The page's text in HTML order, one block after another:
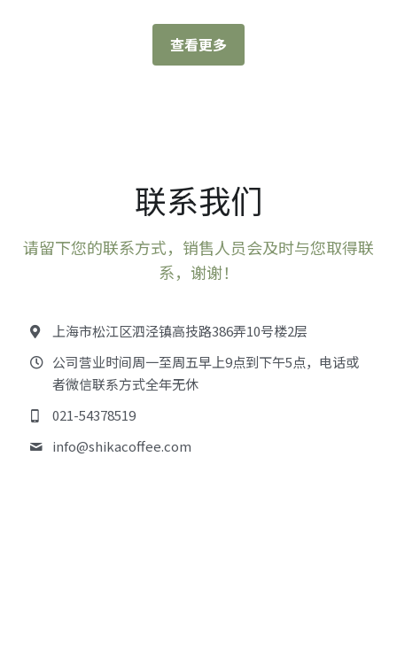
查看更多
联系我们
请留下您的联系方式，销售人员会及时与您取得联
系，谢谢！
上海市松江区泗泾镇高技路386弄10号楼2层
公司营业时间周一至周五早上9点到下午5点，电话或
者微信联系方式全年无休
021-54378519
info@shikacoffee.com